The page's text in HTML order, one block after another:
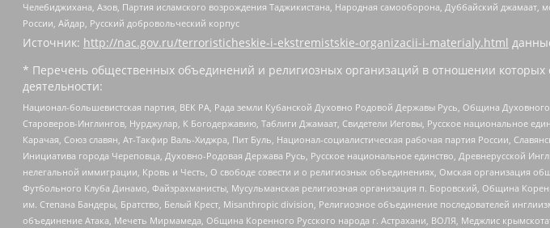
Челебиджихана, Азов, Партия исламского возрождения Таджикистана, Народная самооборона, Дуббайский
России, Айдар, Русский добровольческий корпус
Источник: http://nac.gov.ru/terroristicheskie-i-ekstremistskie-organizacii-i-materialy.html
* Перечень общественных объединений и религиозных организаций в отношении
деятельности:
Национал-большевистская партия, ВЕК РА, Рада земли Кубанской Духовно Родовой Державы Русь, Община
Староверов-Инглингов, Нурджулар, К Богодержавию, Таблиги Джамаат, Свидетели Иеговы, Русское национальное
Карачая, Союз славян, Ат-Такфир Валь-Хиджра, Пит Буль, Национал-социалистическая рабочая партия России,
Инициатива города Череповца, Духовно-Родовая Держава Русь, Русское национальное единство, Древнерусской
нелегальной иммиграции, Кровь и Честь, О свободе совести и о религиозных объединениях, Омская организация
Футбольного Клуба Динамо, Файзрахманисты, Мусульманская религиозная организация п. Боровский, Община
им. Степана Бандеры, Братство, Белый Крест, Misanthropic division, Религиозное объединение последователей
объединение Атака, Мечеть Мирмамеда, Община Коренного Русского народа г. Астрахани, ВОЛЯ, Меджлис